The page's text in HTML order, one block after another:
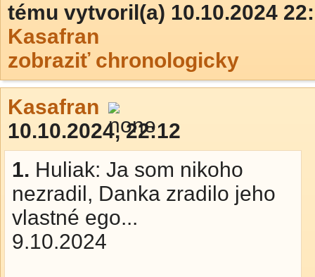
tému vytvoril(a) 10.10.2024
Kasafran
zobraziť chronologicky
Kasafran
10.10.2024, 22:12
1. Huliak: Ja som nikoho
nezradil, Danka zradilo jeho
vlastné ego...
9.10.2024